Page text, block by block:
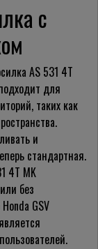
с
AS 531 4T
для
таких как
и
стандартная.
4T MK
без
GSV